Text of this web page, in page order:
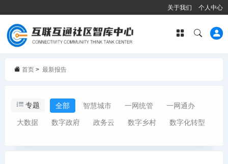
关于我们 个人中心
首页 > 最新报告
专题 全部 智慧城市 一网统管 一网通办
大数据 数字政府 政务云 数字乡村 数字化转型